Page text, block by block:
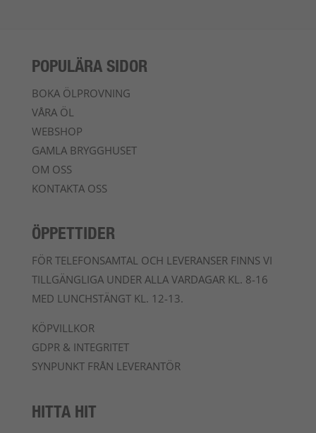
POPULÄRA SIDOR
BOKA ÖLPROVNING
VÅRA ÖL
WEBSHOP
GAMLA BRYGGHUSET
OM OSS
KONTAKTA OSS
ÖPPETTIDER
FÖR TELEFONSAMTAL OCH LEVERANSER FINNS VI
TILLGÄNGLIGA UNDER ALLA VARDAGAR KL. 8-16
MED LUNCHSTÄNGT KL. 12-13.
KÖPVILLKOR
GDPR & INTEGRITET
SYNPUNKT FRÅN LEVERANTÖR
HITTA HIT